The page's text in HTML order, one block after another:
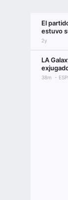
El
estuvo
2y
LA
38m